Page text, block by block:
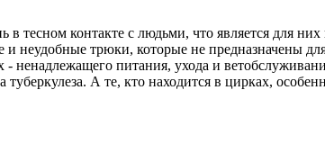
тесном контакте с людьми, что является для них
и неудобные трюки, которые не предназначены
питания, ухода и
А те, кто находится в цирках,